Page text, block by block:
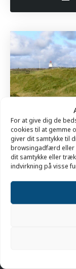
For at give dig de
cookies til at gemme
giver dit samtykke til
browsingadfærd eller
dit samtykke eller
indvirkning på visse
Krigens
Fortælling og
I den nordlige
landets bedst...